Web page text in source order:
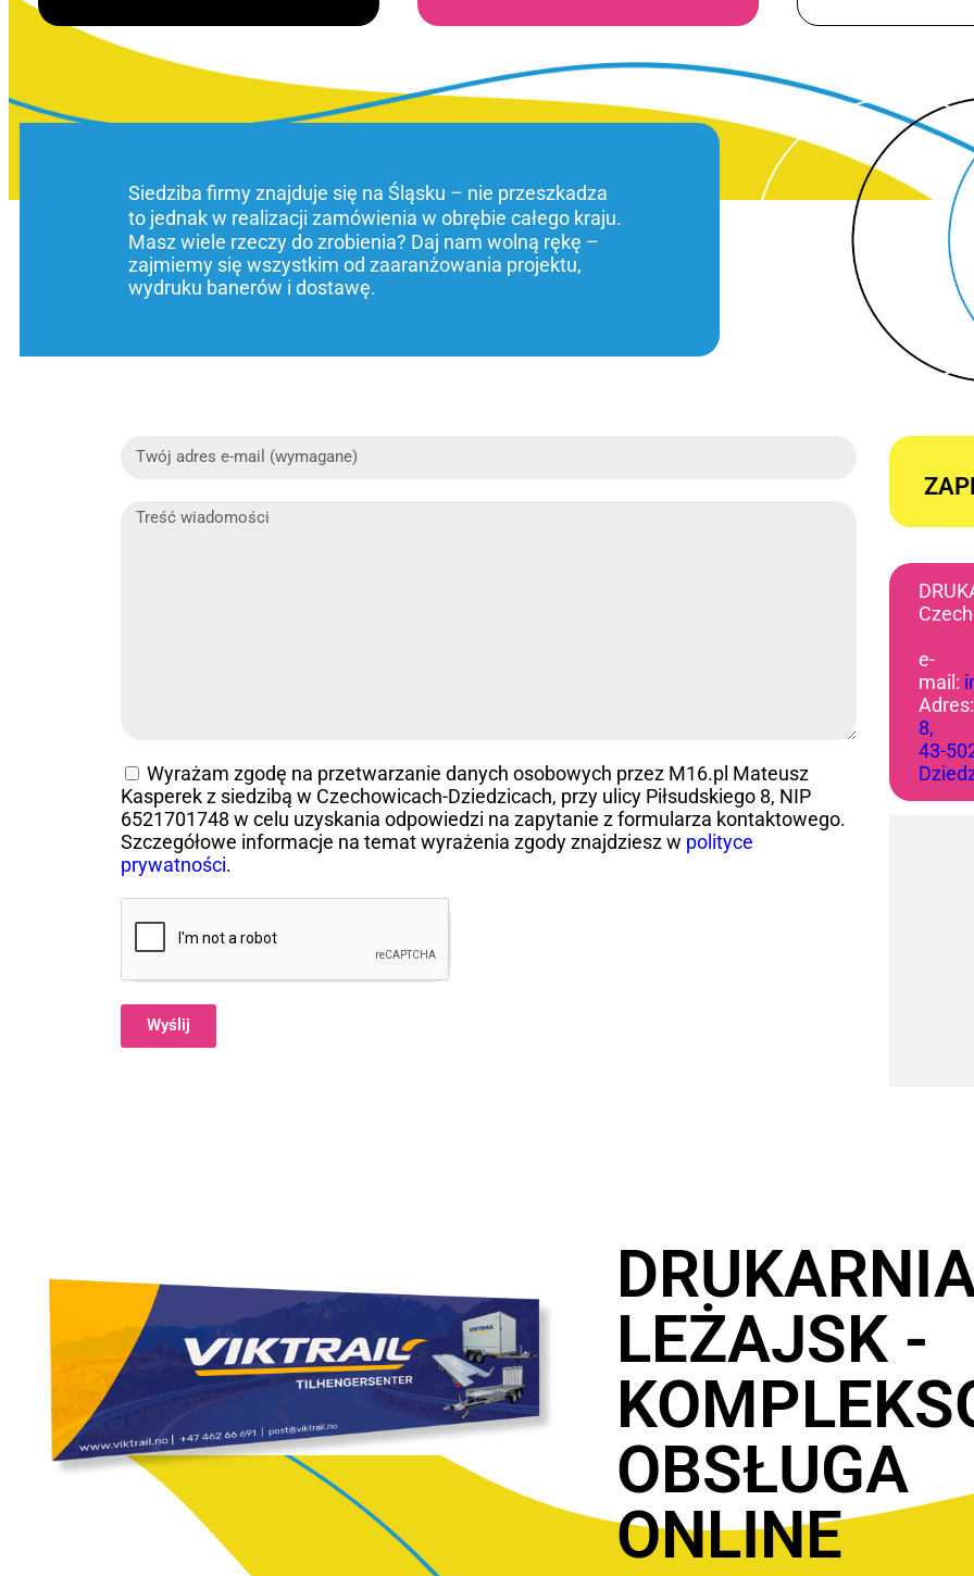
Siedziba firmy znajduje się na Śląsku – nie przeszkadza
to jednak w realizacji zamówienia w obrębie całego kraju.
Masz wiele rzeczy do zrobienia? Daj nam wolną rękę –
zajmiemy się wszystkim od zaaranżowania projektu,
wydruku banerów i dostawę.
Wyrażam zgodę na przetwarzanie danych osobowych przez M16.pl Mateusz
Kasperek z siedzibą w Czechowicach-Dziedzicach, przy ulicy Piłsudskiego 8, NIP
6521701748 w celu uzyskania odpowiedzi na zapytanie z formularza kontaktowego.
Szczegółowe informacje na temat wyrażenia zgody znajdziesz w polityce
prywatności.
Wyślij
e-
mail:
8,
43-
LEŻAJSK -
OBSŁUGA
ONLINE